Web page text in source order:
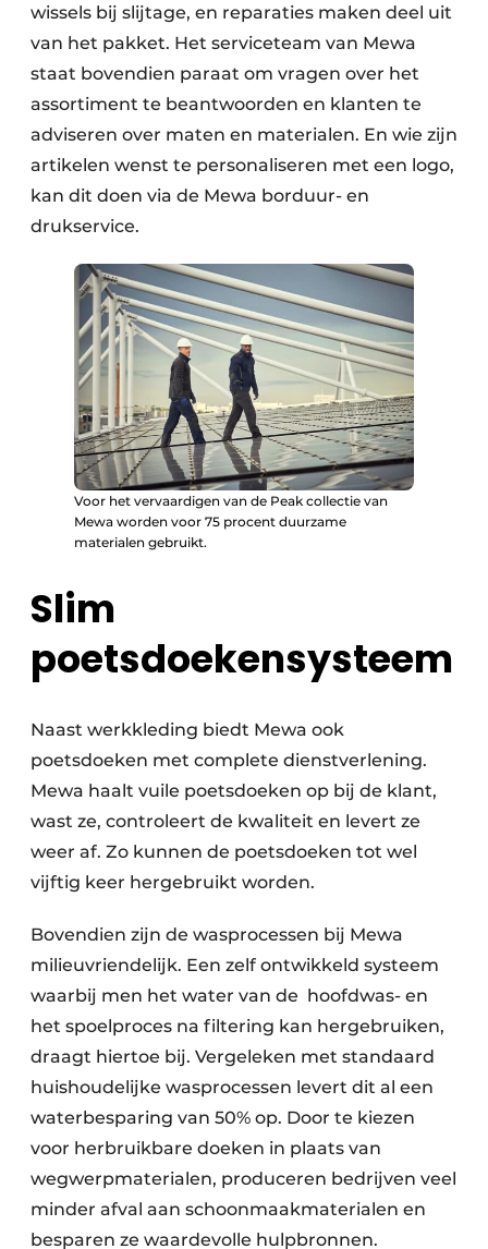
wissels bij slijtage, en reparaties maken deel uit
van het pakket. Het serviceteam van Mewa
staat bovendien paraat om vragen over het
assortiment te beantwoorden en klanten te
adviseren over maten en materialen. En wie zijn
artikelen wenst te personaliseren met een logo,
kan dit doen via de Mewa borduur- en
drukservice.
Voor het vervaardigen van de Peak collectie van
Mewa worden voor 75 procent duurzame
materialen gebruikt.
Slim
poetsdoekensysteem
Naast werkkleding biedt Mewa ook
poetsdoeken met complete dienstverlening.
Mewa haalt vuile poetsdoeken op bij de klant,
wast ze, controleert de kwaliteit en levert ze
weer af. Zo kunnen de poetsdoeken tot wel
vijftig keer hergebruikt worden.
Bovendien zijn de wasprocessen bij Mewa
milieuvriendelijk. Een zelf ontwikkeld systeem
waarbij men het water van de hoofdwas- en
het spoelproces na filtering kan hergebruiken,
draagt hiertoe bij. Vergeleken met standaard
huishoudelijke wasprocessen levert dit al een
waterbesparing van 50% op. Door te kiezen
voor herbruikbare doeken in plaats van
wegwerpmaterialen, produceren bedrijven veel
minder afval aan schoonmaakmaterialen en
besparen ze waardevolle hulpbronnen.